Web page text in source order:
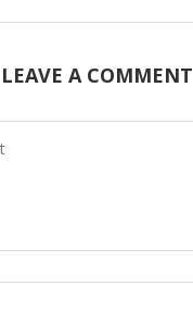
LEAVE A COMMENT